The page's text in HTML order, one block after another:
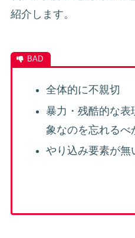
紹介します。
全体的に不親切
暴力・残酷的な表
象なのを忘れるべ
やり込み要素が無い